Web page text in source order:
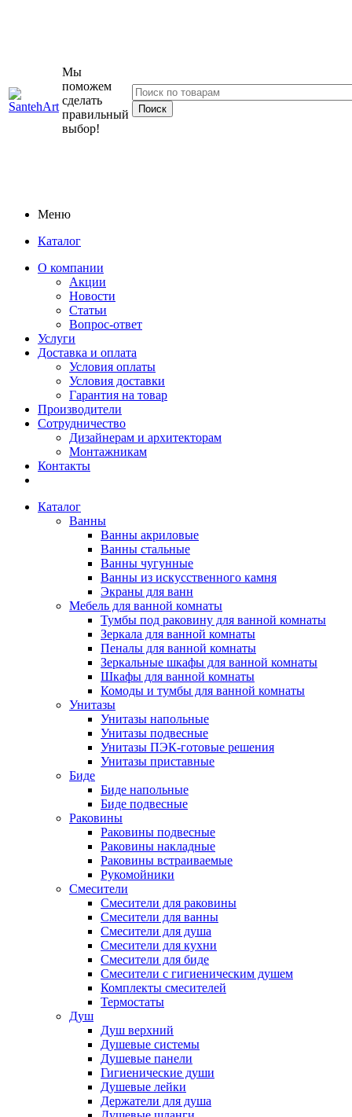
Мы
поможем
сделать
правильный
выбор!
Меню
Каталог
О компании
Акции
Новости
Статьи
Вопрос-ответ
Услуги
Доставка и оплата
Условия оплаты
Условия доставки
Гарантия на товар
Производители
Сотрудничество
Дизайнерам и архитекторам
Монтажникам
Контакты
Каталог
Ванны
Ванны акриловые
Ванны стальные
Ванны чугунные
Ванны из искусственного камня
Экраны для ванн
Мебель для ванной комнаты
Тумбы под раковину для ванной комнаты
Зеркала для ванной комнаты
Пеналы для ванной комнаты
Зеркальные шкафы для ванной комнаты
Шкафы для ванной комнаты
Комоды и тумбы для ванной комнаты
Унитазы
Унитазы напольные
Унитазы подвесные
Унитазы ПЭК-готовые решения
Унитазы приставные
Биде
Биде напольные
Биде подвесные
Раковины
Раковины подвесные
Раковины накладные
Раковины встраиваемые
Рукомойники
Смесители
Смесители для раковины
Смесители для ванны
Смесители для душа
Смесители для кухни
Смесители для биде
Смесители с гигиеническим душем
Комплекты смесителей
Термостаты
Душ
Душ верхний
Душевые системы
Душевые панели
Гигиенические души
Душевые лейки
Держатели для душа